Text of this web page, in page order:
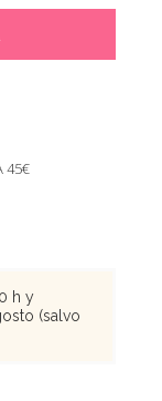
45€
h y
(salvo